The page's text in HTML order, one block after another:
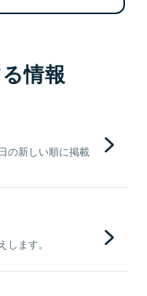
情報
の新しい順に掲載
ます。